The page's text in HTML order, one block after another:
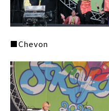
■Chevon